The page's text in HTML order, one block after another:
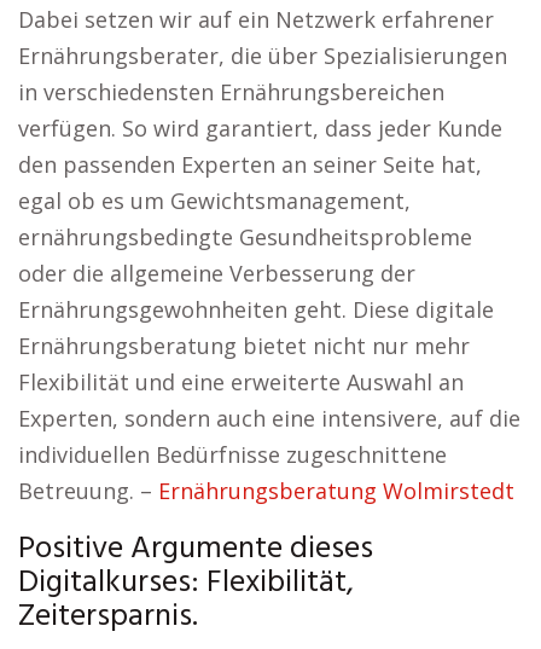
Dabei setzen wir auf ein Netzwerk erfahrener
Ernährungsberater, die über Spezialisierungen
in verschiedensten Ernährungsbereichen
verfügen. So wird garantiert, dass jeder Kunde
den passenden Experten an seiner Seite hat,
egal ob es um Gewichtsmanagement,
ernährungsbedingte Gesundheitsprobleme
oder die allgemeine Verbesserung der
Ernährungsgewohnheiten geht. Diese digitale
Ernährungsberatung bietet nicht nur mehr
Flexibilität und eine erweiterte Auswahl an
Experten, sondern auch eine intensivere, auf die
individuellen Bedürfnisse zugeschnittene
Betreuung. – Ernährungsberatung Wolmirstedt
Positive Argumente dieses
Digitalkurses: Flexibilität,
Zeitersparnis.